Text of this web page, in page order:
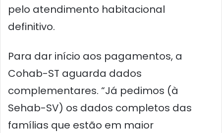
pelo atendimento habitacional
definitivo.
Para dar início aos pagamentos, a
Cohab-ST aguarda dados
complementares. “Já pedimos (à
Sehab-SV) os dados completos das
famílias que estão em maior